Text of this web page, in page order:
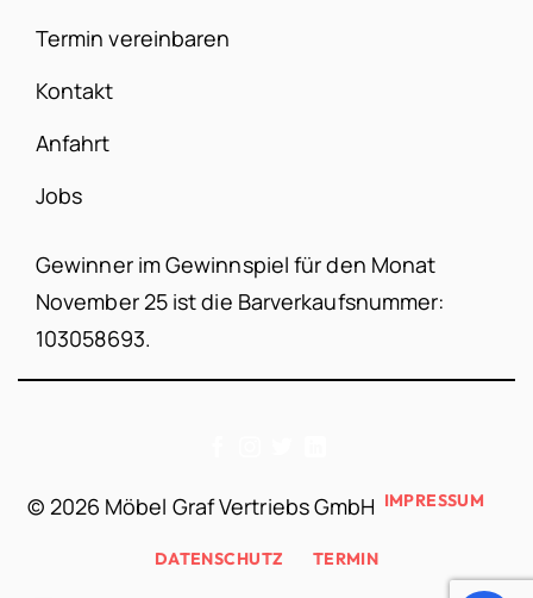
Termin vereinbaren
Kontakt
Anfahrt
Jobs
Gewinner im Gewinnspiel für den Monat
November 25 ist die Barverkaufsnummer:
103058693.
© 2026 Möbel Graf Vertriebs GmbH IMPRESSUM
DATENSCHUTZ TERMIN